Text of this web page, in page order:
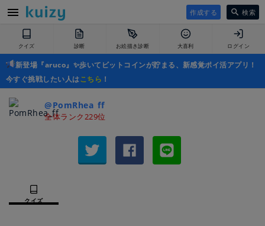
作成する 検索
クイズ 診断 お絵描き診断 大喜利 ログイン
新登場『aruco』✨歩いてビットコインが貯まる、新感覚ポイ活アプリ！
今すぐ挑戦したい人はこちら ！
@PomRhea_ff
全体ランク229位
クイズ